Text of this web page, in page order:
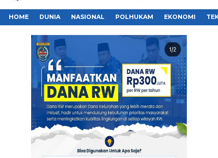
HOME DUNIA NASIONAL POLHUKAM EKONOMI